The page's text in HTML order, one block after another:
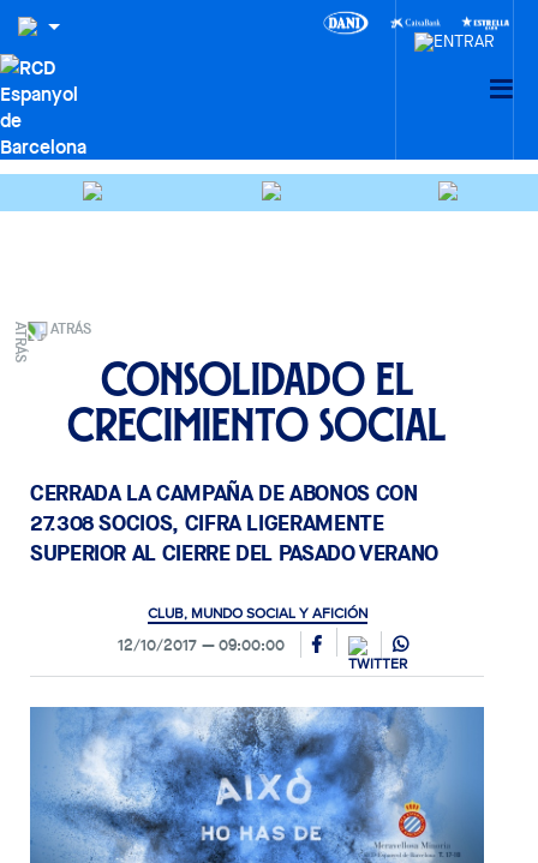
ATRÁS
Consolidado el
crecimiento social
CERRADA LA CAMPAÑA DE ABONOS CON
27.308 SOCIOS, CIFRA LIGERAMENTE
SUPERIOR AL CIERRE DEL PASADO VERANO
CLUB, MUNDO SOCIAL Y AFICIÓN
12/10/2017 09:00:00